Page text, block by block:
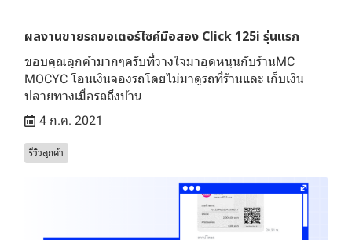
ผลงานขายรถมอเตอร์ไซค์มือสอง Click 125i รุ่นแรก
ขอบคุณลูกค้ามากๆครับที่วางใจมาอุดหนุนกับร้านMC
MOCYC โอนเงินจองรถโดยไม่มาดูรถที่ร้านและ เก็บเงิน
ปลายทางเมื่อรถถึงบ้าน
4 ก.ค. 2021
รีวิวลูกค้า